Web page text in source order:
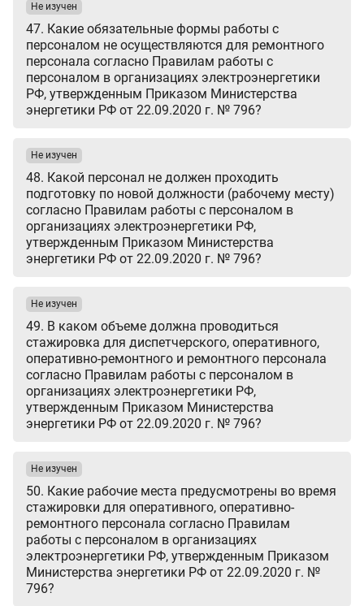
47. Какие обязательные формы работы с
персоналом не осуществляются для ремонтного
персонала согласно Правилам работы с
персоналом в организациях электроэнергетики
РФ, утвержденным Приказом Министерства
энергетики РФ от 22.09.2020 г. № 796?
Не изучен
48. Какой персонал не должен проходить
подготовку по новой должности (рабочему месту)
согласно Правилам работы с персоналом в
организациях электроэнергетики РФ,
утвержденным Приказом Министерства
энергетики РФ от 22.09.2020 г. № 796?
Не изучен
49. В каком объеме должна проводиться
стажировка для диспетчерского, оперативного,
оперативно-ремонтного и ремонтного персонала
согласно Правилам работы с персоналом в
организациях электроэнергетики РФ,
утвержденным Приказом Министерства
энергетики РФ от 22.09.2020 г. № 796?
Не изучен
50. Какие рабочие места предусмотрены во время
стажировки для оперативного, оперативно-
ремонтного персонала согласно Правилам
работы с персоналом в организациях
электроэнергетики РФ, утвержденным Приказом
Министерства энергетики РФ от 22.09.2020 г. №
796?
Не изучен